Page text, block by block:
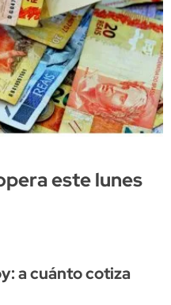
este lunes
a cuánto cotiza